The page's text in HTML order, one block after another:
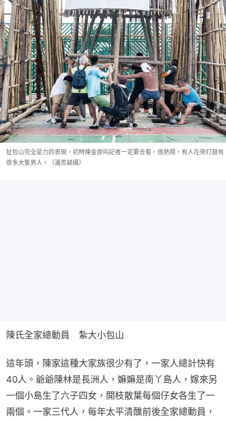
扯包山完全是力的表現，初時陳金原叫記者一定要去看，很熱鬧，有人在旁打鼓有
很多大隻男人。（潘思穎攝）
陳氏全家總動員　紮大小包山
這年頭，陳家這種大家族很少有了，一家人總計快有
40人。爺爺陳林是長洲人，嫲嫲是南丫島人，嫁來另
一個小島生了六子四女，開枝散葉每個仔女各生了一
兩個。一家三代人，每年太平清醮前後全家總動員，